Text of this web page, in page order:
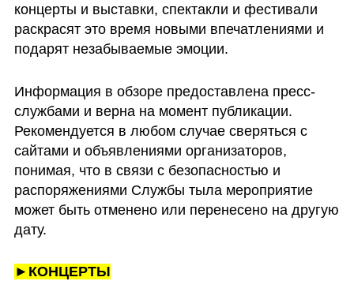
концерты и выставки, спектакли и фестивали
раскрасят это время новыми впечатлениями и
подарят незабываемые эмоции.
Информация в обзоре предоставлена пресс-
службами и верна на момент публикации.
Рекомендуется в любом случае сверяться с
сайтами и объявлениями организаторов,
понимая, что в связи с безопасностью и
распоряжениями Службы тыла мероприятие
может быть отменено или перенесено на другую
дату.
►КОНЦЕРТЫ